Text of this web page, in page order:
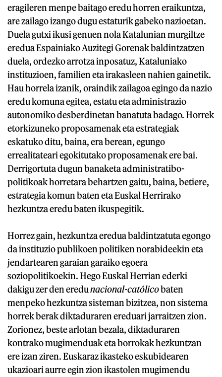
eragileren menpe baitago eredu horren eraikuntza,
are zailago izango dugu estaturik gabeko nazioetan.
Duela gutxi ikusi genuen nola Katalunian murgiltze
eredua Espainiako Auzitegi Gorenak baldintzatzen
duela, ordezko arrotza inposatuz, Kataluniako
instituzioen, familien eta irakasleen nahien gainetik.
Hau horrela izanik, oraindik zailagoa egingo da nazio
eredu komuna egitea, estatu eta administrazio
autonomiko desberdinetan banatuta badago. Horrek
etorkizuneko proposamenak eta estrategiak
eskatuko ditu, baina, era berean, egungo
errealitateari egokitutako proposamenak ere bai.
Derrigortuta dugun banaketa administratibo-
politikoak horretara behartzen gaitu, baina, betiere,
estrategia komun baten eta Euskal Herrirako
hezkuntza eredu baten ikuspegitik.
Horrez gain, hezkuntza eredua baldintzatuta egongo
da instituzio publikoen politiken norabideekin eta
jendartearen garaian garaiko egoera
soziopolitikoekin. Hego Euskal Herrian ederki
dakigu zer den eredunacional-católicobaten
menpeko hezkuntza sisteman bizitzea, non sistema
horrek berak diktaduraren ereduari jarraitzen zion.
Zorionez, beste arlotan bezala, diktaduraren
kontrako mugimenduak eta borrokak hezkuntzan
ere izan ziren. Euskaraz ikasteko eskubidearen
ukazioari aurre egin zion ikastolen mugimendu